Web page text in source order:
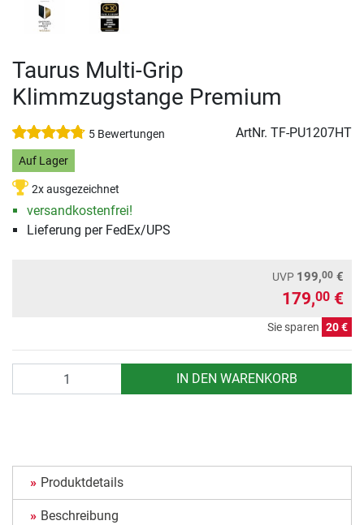
Taurus Multi-Grip
Klimmzugstange Premium
5 Bewertungen ArtNr. TF-PU1207HT
Auf Lager
2x ausgezeichnet
versandkostenfrei!
Lieferung per FedEx/UPS
UVP 199,00 €
179,00 €
Sie sparen 20 €
IN DEN WARENKORB
Produktdetails
Beschreibung